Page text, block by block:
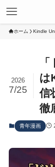
ホーム Kindle
は
信
徹
2026
7/25
青年漫画